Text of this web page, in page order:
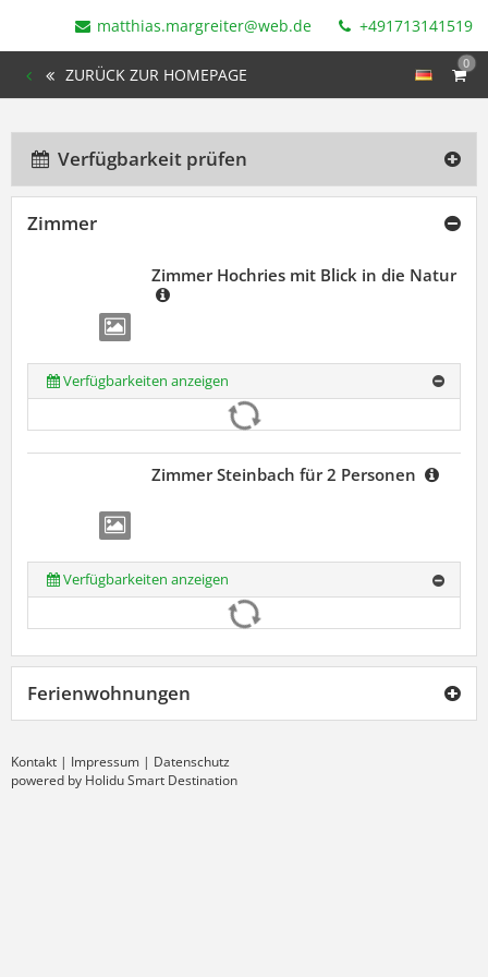
matthias.margreiter@web.de +491713141519
0
ZURÜCK ZUR HOMEPAGE
Verfügbarkeit prüfen
Zimmer
Zimmer Hochries mit Blick in die Natur
Verfügbarkeiten anzeigen
Zimmer Steinbach für 2 Personen
Verfügbarkeiten anzeigen
Ferienwohnungen
Kontakt | Impressum | Datenschutz
powered by Holidu Smart Destination